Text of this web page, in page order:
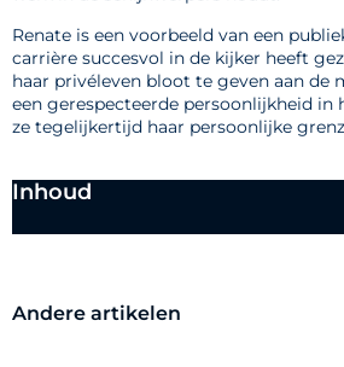
Renate is een voorbeeld van een
carrière succesvol in de kijker heeft
haar privéleven bloot te geven aan de
een gerespecteerde persoonlijkheid in
ze tegelijkertijd haar persoonlijke
Inhoud
Andere artikelen